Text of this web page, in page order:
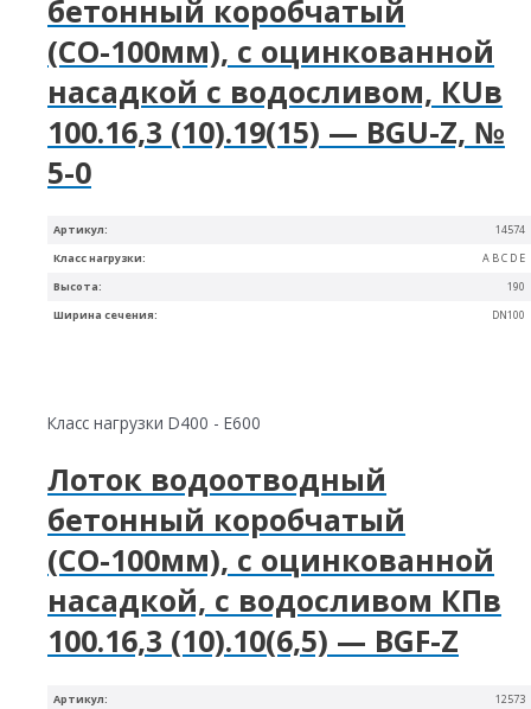
Артикул: 14574
Ширина сечения: DN100
Высота: 190
Класс нагрузки: A B C D E
бетонный коробчатый
(СО-100мм), с оцинкованной
насадкой с водосливом, КUв
100.16,3 (10).19(15) — BGU-Z, №
5-0
Артикул: 12573
Класс нагрузки D400 - E600
Лоток водоотводный
бетонный коробчатый
(СО-100мм), с оцинкованной
насадкой, с водосливом КПв
100.16,3 (10).10(6,5) — BGF-Z